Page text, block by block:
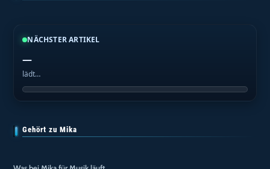
NÄCHSTER ARTIKEL
—
lädt…
Gehört zu Mika